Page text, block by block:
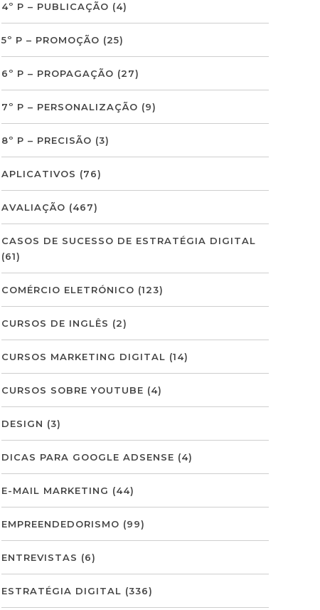
4º P – PUBLICAÇÃO (4)
5º P – PROMOÇÃO (25)
6º P – PROPAGAÇÃO (27)
7º P – PERSONALIZAÇÃO (9)
8º P – PRECISÃO (3)
APLICATIVOS (76)
AVALIAÇÃO (467)
CASOS DE SUCESSO DE ESTRATÉGIA DIGITAL
(61)
COMÉRCIO ELETRÓNICO (123)
CURSOS DE INGLÊS (2)
CURSOS MARKETING DIGITAL (14)
CURSOS SOBRE YOUTUBE (4)
DESIGN (3)
DICAS PARA GOOGLE ADSENSE (4)
E-MAIL MARKETING (44)
EMPREENDEDORISMO (99)
ENTREVISTAS (6)
ESTRATÉGIA DIGITAL (336)